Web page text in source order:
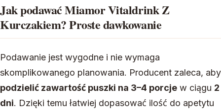
Jak podawać Miamor Vitaldrink Z
Kurczakiem? Proste dawkowanie
Podawanie jest wygodne i nie wymaga
skomplikowanego planowania. Producent zaleca, aby
podzielić zawartość puszki na 3–4 porcje w ciągu 2
dni. Dzięki temu łatwiej dopasować ilość do apetytu